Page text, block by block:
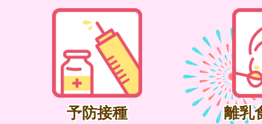
予防接種 離乳